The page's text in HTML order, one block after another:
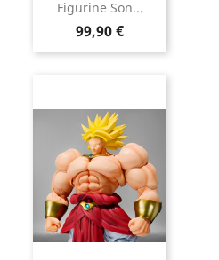
Figurine Son...
Prix
99,90 €